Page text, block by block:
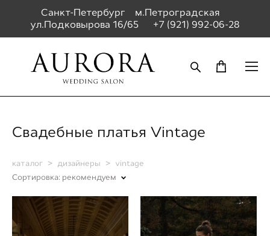
Санкт-Петербург м.Петроградская
ул.Подковырова 16/65 +7 (921) 992-06-28
Свадебные платья Vintage
каталог > дизайнеры > vintage
Сортировка: рекомендуем